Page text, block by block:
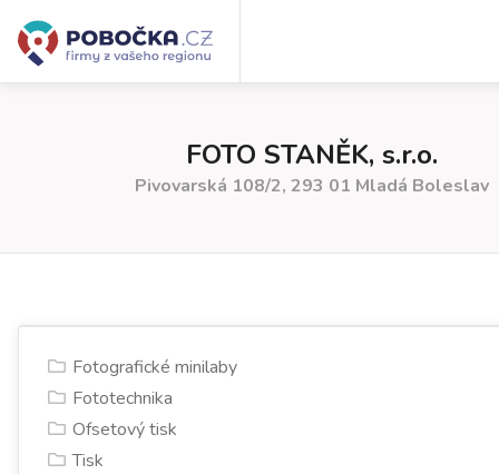
FOTO STANĚK, s.r.o.
Pivovarská 108/2, 293 01 Mladá Boleslav
Fotografické minilaby
Fototechnika
Ofsetový tisk
Tisk